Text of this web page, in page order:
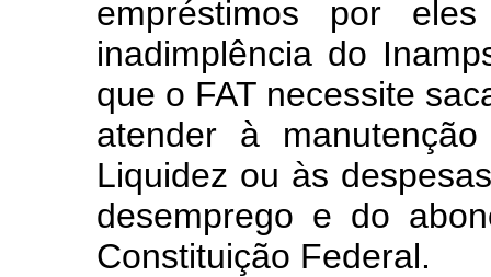
empréstimos por
inadimplência do
que o FAT necessite
atender à
Liquidez ou às
desemprego e do
Constituição Federal.